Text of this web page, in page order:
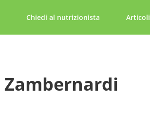
Chiedi al nutrizionista Articoli